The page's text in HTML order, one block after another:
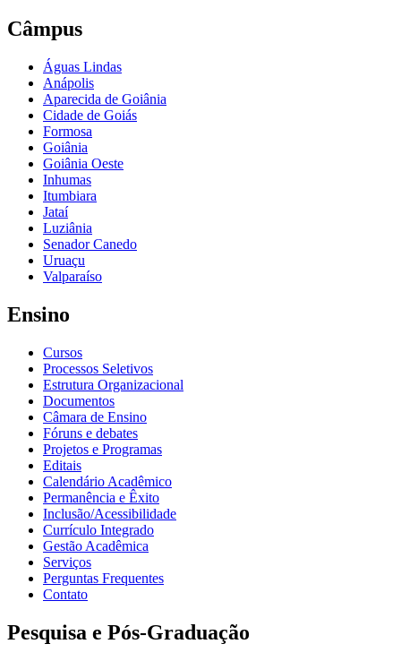
Câmpus
Águas Lindas
Anápolis
Aparecida de Goiânia
Cidade de Goiás
Formosa
Goiânia
Goiânia Oeste
Inhumas
Itumbiara
Jataí
Luziânia
Senador Canedo
Uruaçu
Valparaíso
Ensino
Cursos
Processos Seletivos
Estrutura Organizacional
Documentos
Câmara de Ensino
Fóruns e debates
Projetos e Programas
Editais
Calendário Acadêmico
Permanência e Êxito
Inclusão/Acessibilidade
Currículo Integrado
Gestão Acadêmica
Serviços
Perguntas Frequentes
Contato
Pesquisa e Pós-Graduação